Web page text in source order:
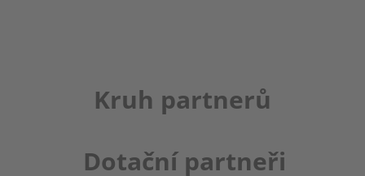
Kruh partnerů
Dotační partneři